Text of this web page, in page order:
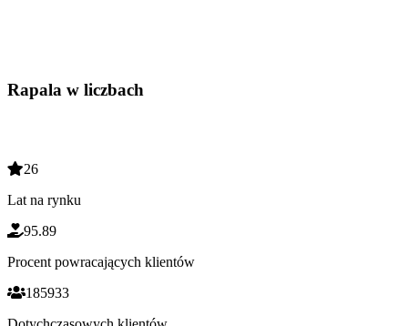
Rapala w liczbach
26
Lat na rynku
95.89
Procent powracających klientów
185933